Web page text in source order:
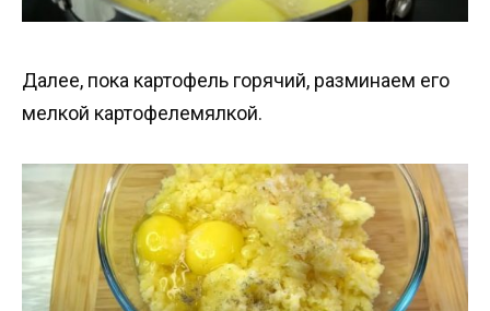
Далее, пока картофель горячий, разминаем его
мелкой картофелемялкой.